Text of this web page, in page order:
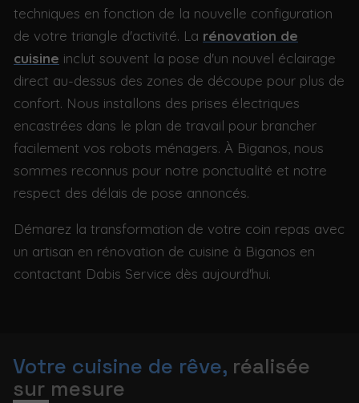
techniques en fonction de la nouvelle configuration
de votre triangle d'activité. La rénovation de
cuisine inclut souvent la pose d'un nouvel éclairage
direct au-dessus des zones de découpe pour plus de
confort. Nous installons des prises électriques
encastrées dans le plan de travail pour brancher
facilement vos robots ménagers. À Biganos, nous
sommes reconnus pour notre ponctualité et notre
respect des délais de pose annoncés.
Démarez la transformation de votre coin repas avec
un artisan en rénovation de cuisine à Biganos en
contactant Dabis Service dès aujourd'hui.
Votre cuisine de rêve, réalisée
sur mesure